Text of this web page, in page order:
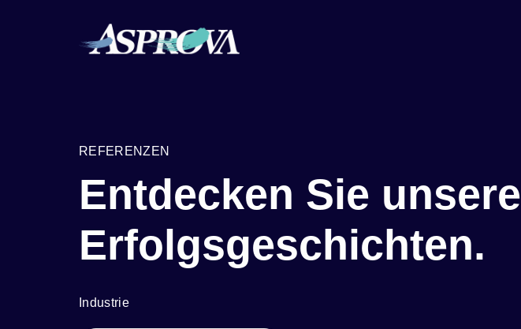
REFERENZEN
Entdecken Sie unsere
Erfolgsgeschichten.
Industrie